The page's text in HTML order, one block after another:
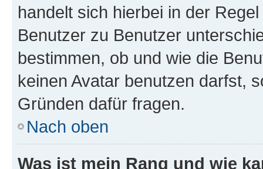
handelt sich hierbei in der
Benutzer zu Benutzer
bestimmen, ob und wie die
keinen Avatar benutzen darfst,
Gründen dafür fragen.
Nach oben
Was ist mein Rang und wie